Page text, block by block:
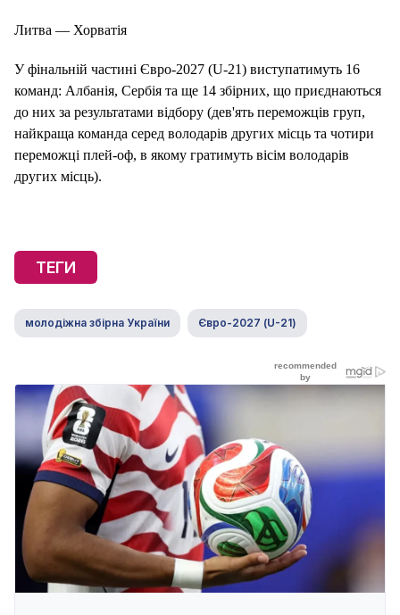
Литва — Хорватія
У фінальній частині Євро-2027 (U-21) виступатимуть 16
команд: Албанія, Сербія та ще 14 збірних, що приєднаються
до них за результатами відбору (дев'ять переможців груп,
найкраща команда серед володарів других місць та чотири
переможці плей-оф, в якому гратимуть вісім володарів
других місць).
ТЕГИ
молодіжна збірна України Євро-2027 (U-21)